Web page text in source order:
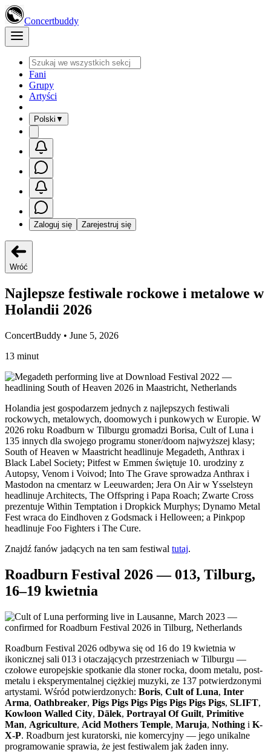
Concertbuddy
Fani
Grupy
Artyści
Polski ▼
Zaloguj się Zarejestruj się
Wróć
Najlepsze festiwale rockowe i metalowe w
Holandii 2026
ConcertBuddy • June 5, 2026
13 minut
Holandia jest gospodarzem jednych z najlepszych festiwali
rockowych, metalowych, doomowych i punkowych w Europie. W
2026 roku Roadburn w Tilburgu gromadzi Borisa, Cult of Luna i
135 innych dla swojego programu stoner/doom najwyższej klasy;
South of Heaven w Maastricht headlinuje Megadeth, Anthrax i
Black Label Society; Pitfest w Emmen świętuje 10. urodziny z
Autopsy, Venom i Voivod; Into The Grave sprowadza Anthrax i
Mastodon na cmentarz w Leeuwarden; Jera On Air w Ysselsteyn
headlinuje Architects, The Offspring i Papa Roach; Zwarte Cross
prezentuje Within Temptation i Dropkick Murphys; Dynamo Metal
Fest wraca do Eindhoven z Godsmack i Helloween; a Pinkpop
headlinuje Foo Fighters i The Cure.
Znajdź fanów jadących na ten sam festiwal tutaj.
Roadburn Festival 2026 — 013, Tilburg,
16–19 kwietnia
Roadburn Festival 2026 odbywa się od 16 do 19 kwietnia w
ikonicznej sali 013 i otaczających przestrzeniach w Tilburgu —
czołowe europejskie spotkanie dla stoner rocka, doom metalu, post-
metalu i eksperymentalnej ciężkiej muzyki, ze 137 potwierdzonymi
artystami. Wśród potwierdzonych: Boris, Cult of Luna, Inter
Arma, Oathbreaker, Pigs Pigs Pigs Pigs Pigs Pigs Pigs, SLIFT,
Kowloon Walled City, Dälek, Portrayal Of Guilt, Primitive
Man, Agriculture, Acid Mothers Temple, Maruja, Nothing i K-
X-P. Roadburn jest kuratorski, nie komercyjny — jego unikalne
programowanie sprawia, że jest festiwalem jak żaden inny.